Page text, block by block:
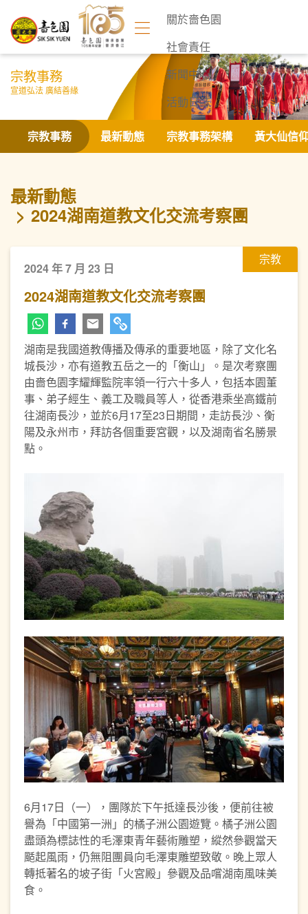
關於嗇色園
社會責任
新聞中心
活動日誌
聯絡我們
宗教事務
宣道弘法 廣結善緣
宗教事務 最新動態 宗教事務架構 黃大仙信
最新動態
2024湖南道教文化交流考察團
宗教
2024 年 7 月 23 日
2024湖南道教文化交流考察團
湖南是我國道教傳播及傳承的重要地區，除了文化名
城長沙，亦有道教五岳之一的「衡山」。是次考察團
由嗇色園李耀輝監院率領一行六十多人，包括本園董
事、弟子經生、義工及職員等人，從香港乘坐高鐵前
往湖南長沙，並於6月17至23日期間，走訪長沙、衡
陽及永州市，拜訪各個重要宮觀，以及湖南省名勝景
點。
6月17日（一），團隊於下午抵達長沙後，便前往被
譽為「中國第一洲」的橘子洲公園遊覽。橘子洲公園
盡頭為標誌性的毛澤東青年藝術雕塑，縱然參觀當天
颳起風雨，仍無阻團員向毛澤東雕塑致敬。晚上眾人
轉抵著名的坡子街「火宮殿」參觀及品嚐湖南風味美
食。